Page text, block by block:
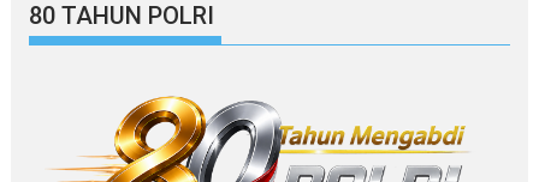
80 TAHUN POLRI